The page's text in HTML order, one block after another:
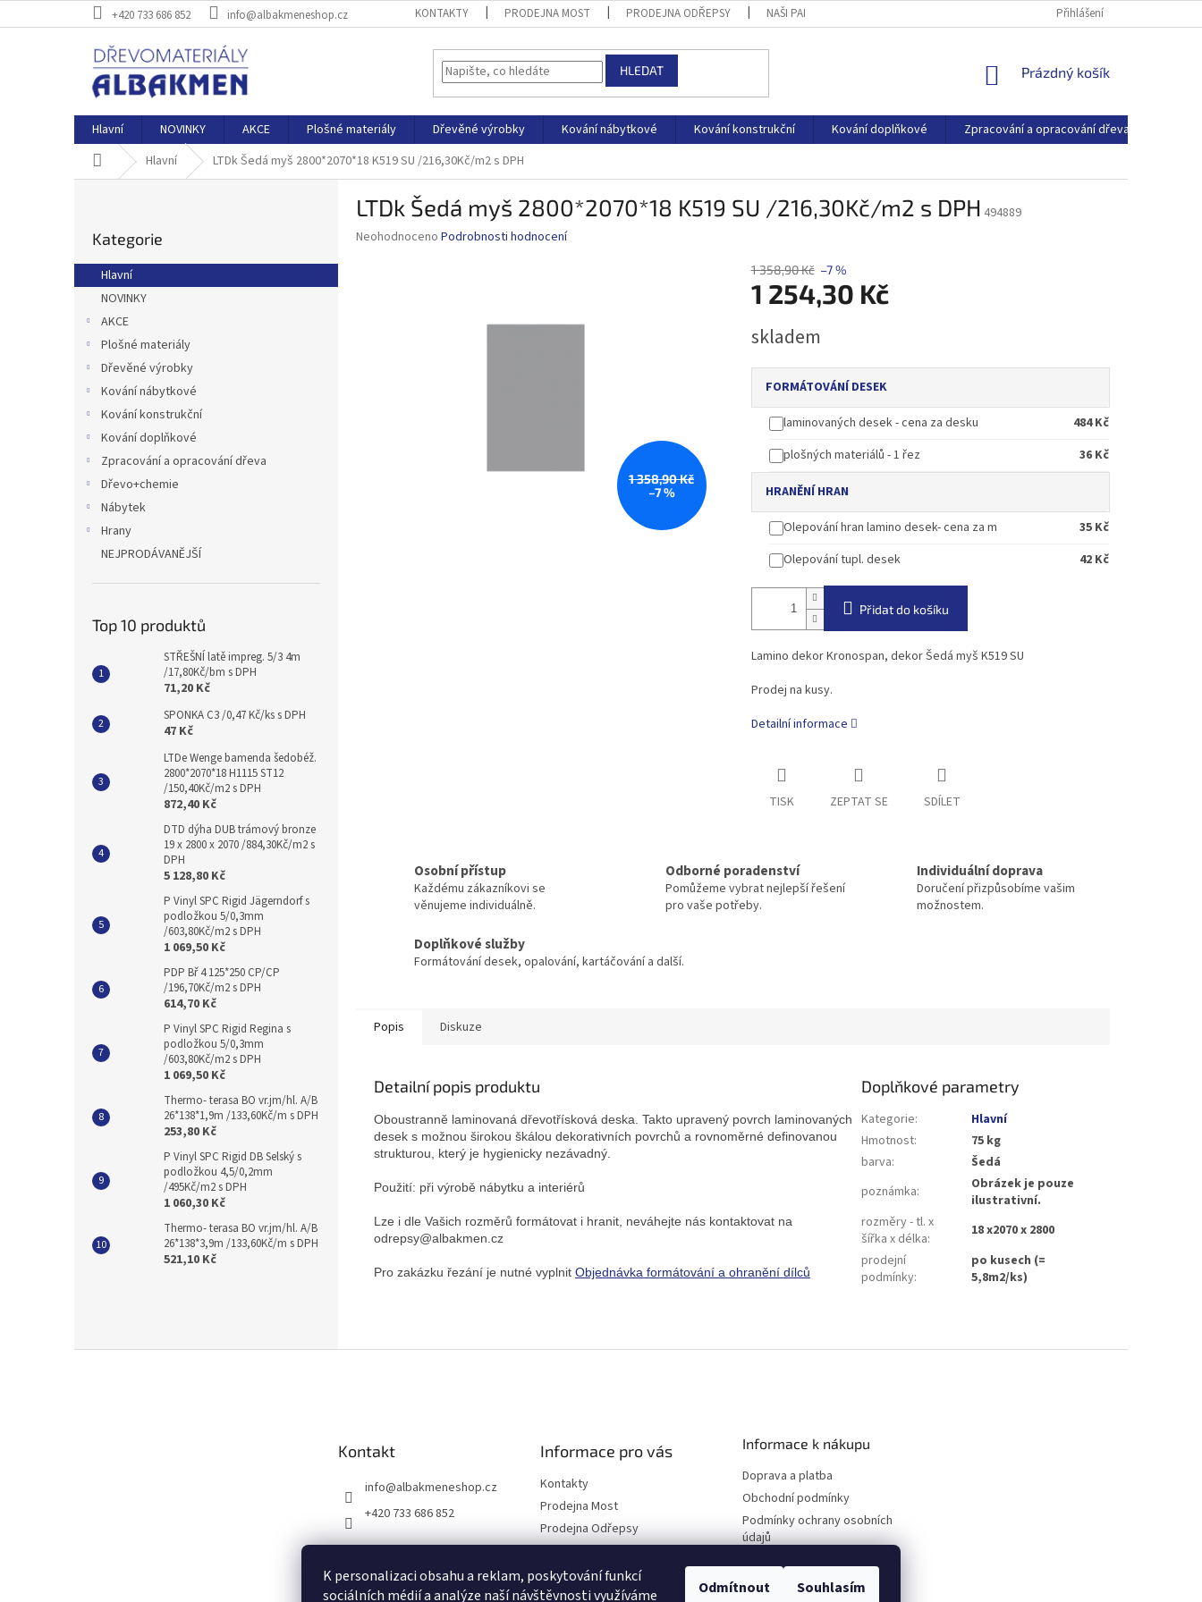
K personalizaci obsahu a reklam, poskytování funkcí
sociálních médií a analýze naší návštěvnosti využíváme
Odmítnout Souhlasím
na
+420 733 686 852 info@albakmeneshop.cz KONTAKTY PRODEJNA MOST PRODEJNA ODŘEPSY NAŠI PARTNEŘI Přihlášení
HLEDAT
NÁKUPNÍ
Prázdný košík
Hlavní NOVINKY AKCE Plošné materiály Dřevěné výrobky Kování nábytkové Kování konstrukční Kování doplňkové Zpracování a opracování dřeva
Domů Hlavní LTDk Šedá myš 2800*2070*18 K519 SU /216,30Kč/m2 s DPH
r
a
kategorie
Kategorie
Hlavní
NOVINKY
AKCE
Plošné materiály
Dřevěné výrobky
Kování nábytkové
Kování konstrukční
Kování doplňkové
Zpracování a opracování dřeva
Dřevo+chemie
Nábytek
Hrany
NEJPRODÁVANĚJŠÍ
Top 10 produktů
STŘEŠNÍ latě impreg. 5/3 4m
/17,80Kč/bm s DPH
71,20 Kč
SPONKA C3 /0,47 Kč/ks s DPH
47 Kč
LTDe Wenge bamenda šedobéž.
2800*2070*18 H1115 ST12
/150,40Kč/m2 s DPH
872,40 Kč
DTD dýha DUB trámový bronze
19 x 2800 x 2070 /884,30Kč/m2 s
DPH
5 128,80 Kč
P Vinyl SPC Rigid Jägerndorf s
podložkou 5/0,3mm
/603,80Kč/m2 s DPH
1 069,50 Kč
PDP Bř 4 125*250 CP/CP
/196,70Kč/m2 s DPH
614,70 Kč
P Vinyl SPC Rigid Regina s
podložkou 5/0,3mm
/603,80Kč/m2 s DPH
1 069,50 Kč
Thermo- terasa BO vr.jm/hl. A/B
26*138*1,9m /133,60Kč/m s DPH
253,80 Kč
P Vinyl SPC Rigid DB Selský s
podložkou 4,5/0,2mm
/495Kč/m2 s DPH
1 060,30 Kč
Thermo- terasa BO vr.jm/hl. A/B
26*138*3,9m /133,60Kč/m s DPH
521,10 Kč
LTDk Šedá myš 2800*2070*18 K519 SU /216,30Kč/m2 s DPH 494889
Průměrné
Neohodnoceno Podrobnosti hodnocení
1 358,90 Kč
–7 %
1 358,90 Kč –7 %
1 254,30 Kč
cena:
skladem
FORMÁTOVÁNÍ DESEK
laminovaných desek - cena za desku
484 Kč
plošných materiálů - 1 řez
36 Kč
HRANĚNÍ HRAN
Olepování hran lamino desek- cena za m
35 Kč
Olepování tupl. desek
42 Kč
Přidat do košíku
Lamino dekor Kronospan, dekor Šedá myš K519 SU
Prodej na kusy.
Detailní informace
TISK ZEPTAT SE SDÍLET
Osobní přístup
Každému zákazníkovi se
věnujeme individuálně.
Odborné poradenství
Pomůžeme vybrat nejlepší řešení
pro vaše potřeby.
Individuální doprava
Doručení přizpůsobíme vašim
možnostem.
Doplňkové služby
Formátování desek, opalování, kartáčování a další.
Popis Diskuze
Detailní popis produktu
Oboustranně laminovaná dřevotřísková deska. Takto upravený povrch laminovaných
desek s možnou širokou škálou dekorativních povrchů a rovnoměrné definovanou
strukturou, který je hygienicky nezávadný.
Použití: při výrobě nábytku a interiérů
Lze i dle Vašich rozměrů formátovat i hranit, neváhejte nás kontaktovat na
odrepsy@albakmen.cz
Pro zakázku řezání je nutné vyplnit Objednávka formátování a ohranění dílců
Doplňkové parametry
Kategorie:
Hlavní
Hmotnost:
75 kg
barva:
Šedá
poznámka:
Obrázek je pouze
ilustrativní.
rozměry - tl. x
šířka x délka:
18 x2070 x 2800
prodejní
podmínky:
po kusech (=
5,8m2/ks)
Kontakt
info@albakmeneshop.cz
+420 733 686 852
Informace pro vás
Kontakty
Prodejna Most
Prodejna Odřepsy
O společnosti
Blog
Informace k nákupu
Doprava a platba
Obchodní podmínky
Podmínky ochrany osobních
údajů